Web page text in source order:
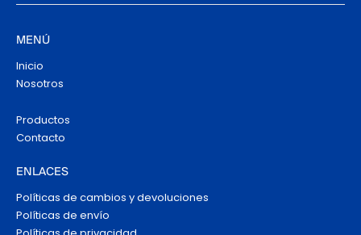
MENÚ
Inicio
Nosotros
Productos
Contacto
ENLACES
Políticas de cambios y devoluciones
Políticas de envío